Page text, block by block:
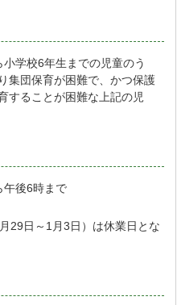
学校6年生までの児童のう
集団保育が困難で、かつ保護
することが困難な上記の児
後6時まで
29日～1月3日）は休業日とな